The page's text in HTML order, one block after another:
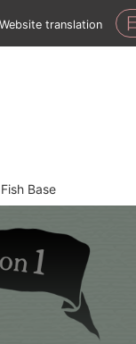
translation
Base